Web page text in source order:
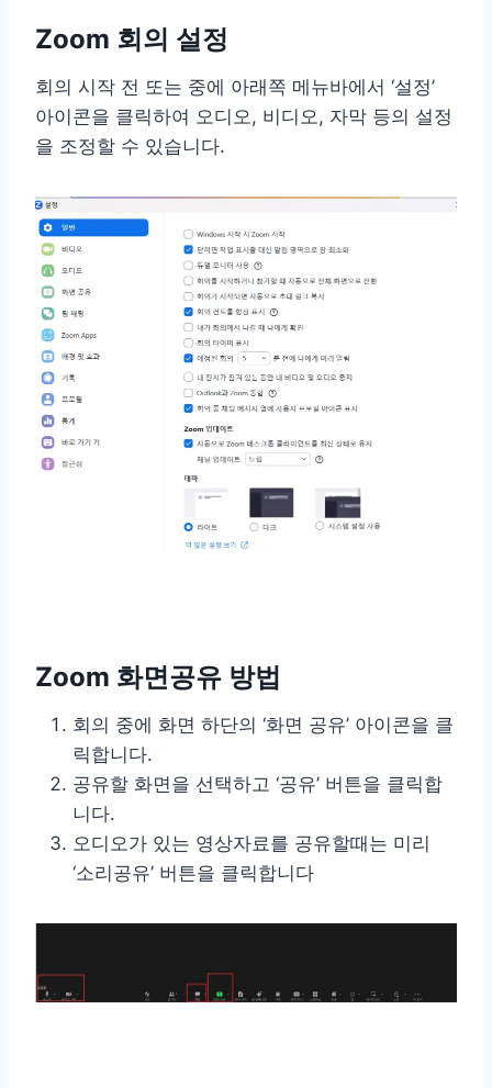
Zoom 회의 설정
회의 시작 전 또는 중에 아래쪽 메뉴바에서 ‘설정’
아이콘을 클릭하여 오디오, 비디오, 자막 등의 설정
을 조정할 수 있습니다.
Zoom 화면공유 방법
회의 중에 화면 하단의 ‘화면 공유’ 아이콘을 클
릭합니다.
공유할 화면을 선택하고 ‘공유’ 버튼을 클릭합
니다.
오디오가 있는 영상자료를 공유할때는 미리
‘소리공유’ 버튼을 클릭합니다